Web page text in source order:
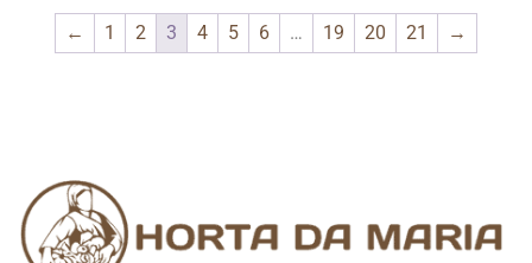
← 1 2 3 4 5 6 … 19 20 21 →